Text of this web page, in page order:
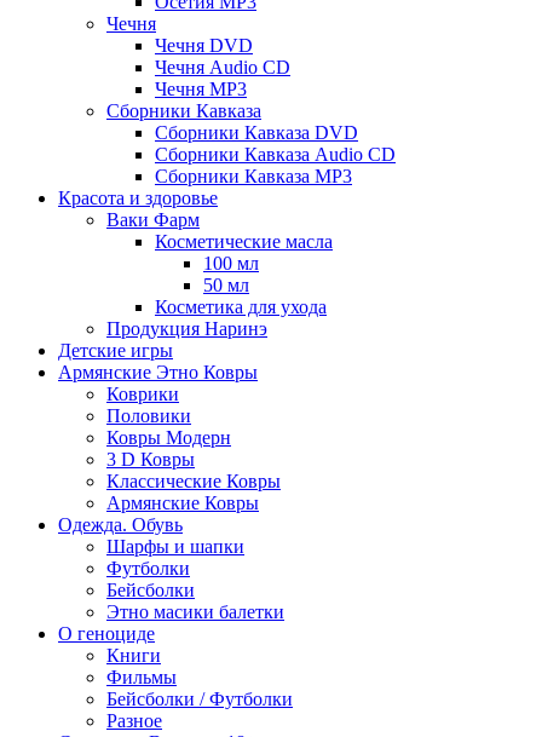
Чечня
Чечня DVD
Чечня Audio CD
Чечня MP3
Сборники Кавказа
Сборники Кавказа DVD
Сборники Кавказа Audio CD
Сборники Кавказа MP3
Красота и здоровье
Ваки Фарм
Косметические масла
100 мл
50 мл
Косметика для ухода
Продукция Наринэ
Детские игры
Армянские Этно Ковры
Коврики
Половики
Ковры Модерн
3 D Ковры
Классические Ковры
Армянские Ковры
Одежда. Обувь
Шарфы и шапки
Футболки
Бейсболки
Этно масики балетки
О геноциде
Книги
Фильмы
Бейсболки / Футболки
Разное